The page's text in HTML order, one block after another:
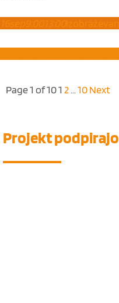
Page 1 of 101 2…10Next
Projektpodpirajo